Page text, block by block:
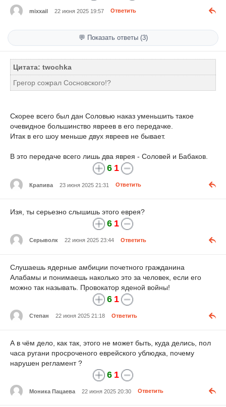
mixxail 22 июня 2025 19:57 Ответить
💬 Показать ответы (3)
Цитата: twochka
Грегор сожрал Сосновского!?
Скорее всего был дан Соловью наказ уменьшить такое
очевидное большинство явреев в его передачке.
Итак в его шоу меньше двух явреев не бывает.
В это передаче всего лишь два яврея - Соловей и Бабаков.
6 1
Крапива 23 июня 2025 21:31 Ответить
Изя, ты серьезно слышишь этого еврея?
6 1
Серыволк 22 июня 2025 23:44 Ответить
Слушаешь ядерные амбиции почетного гражданина
Алабамы и понимаешь наколько это за человек, если его
можно так называть. Провокатор яденой войны!
6 1
Степан 22 июня 2025 21:18 Ответить
А в чём дело, как так, этого не может быть, куда делись, пол
часа ругани просроченого еврейского ублюдка, почему
нарушен регламент ?
6 1
Моника Пацаева 22 июня 2025 20:30 Ответить